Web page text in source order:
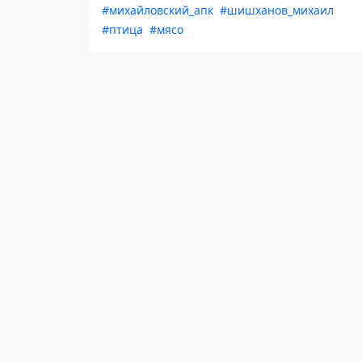
#михайловский_апк #шишханов_михаил
#птица #мясо